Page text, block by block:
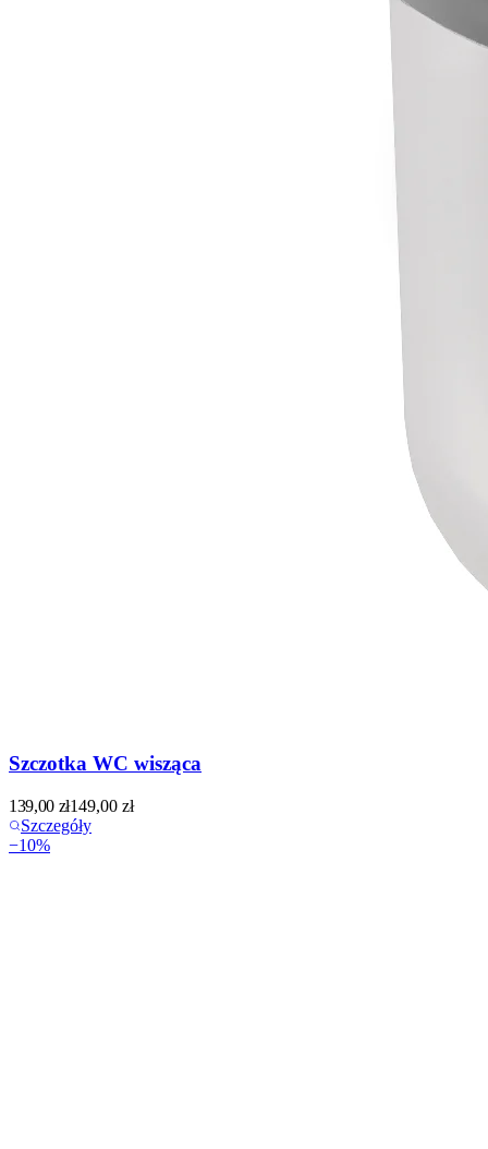
Szczotka WC wisząca
139,00 zł149,00 zł
Szczegóły
−10%